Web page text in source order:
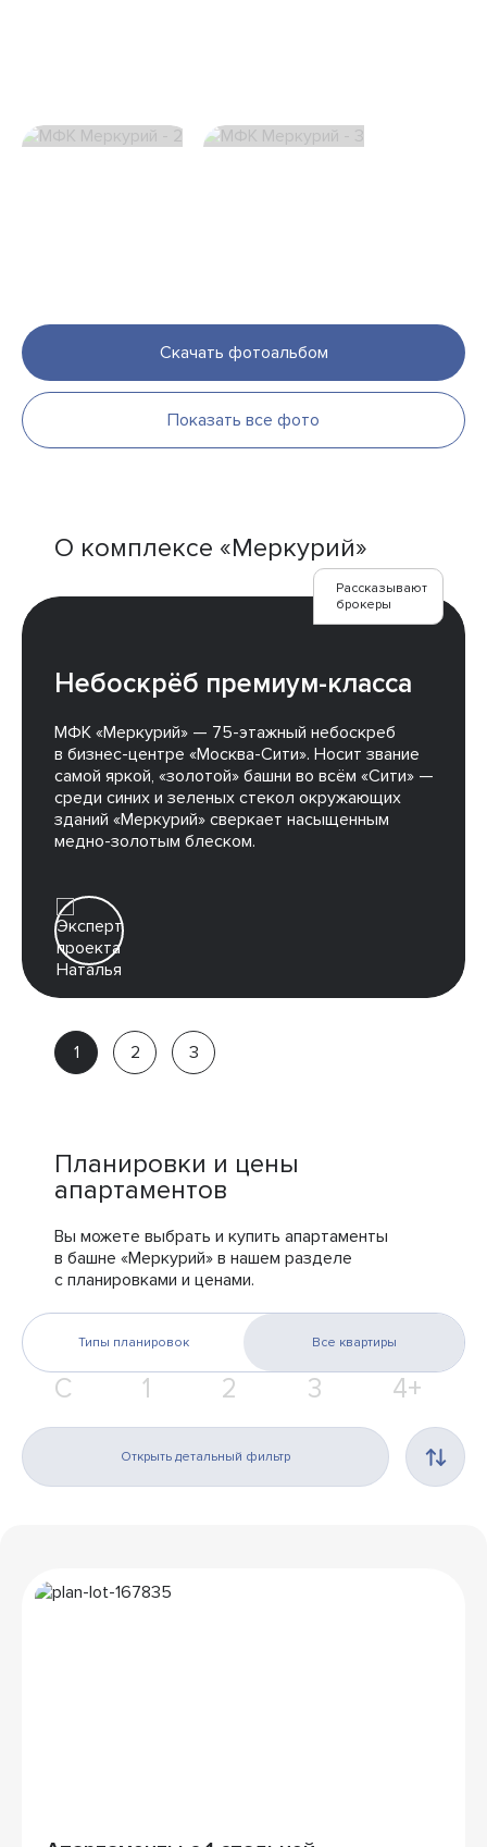
Скачать фотоальбом
Показать все фото
О комплексе «Меркурий»
Рассказывают
брокеры
Небоскрёб премиум-класса
МФК «Меркурий» — 75-этажный небоскреб
в бизнес-центре «Москва-Сити». Носит звание
самой яркой, «золотой» башни во всём «Сити» —
среди синих и зеленых стекол окружающих
зданий «Меркурий» сверкает насыщенным
медно-золотым блеском.
Партнёр
компании
Планировки и цены
апартаментов
Вы можете выбрать и купить апартаменты
в башне «Меркурий» в нашем разделе
с планировками и ценами.
Типы планировок Все квартиры
С 1 2 3 4+
Открыть детальный фильтр